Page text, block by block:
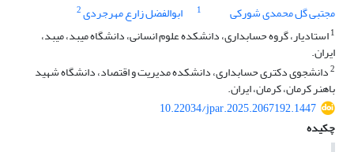
مجتبی گل محمدی شورکی
1 ابوالفضل زارع مهرجردی2
1استادیار، گروه حسابداری، دانشکده علوم انسانی، دانشگاه میبد، میبد،
ایران.
2دانشجوی دکتری حسابداری، دانشکده مدیریت و اقتصاد، دانشگاه شهید
باهنر کرمان، کرمان، ایران.
10.22034/jpar.2025.2067192.1447
چکیده